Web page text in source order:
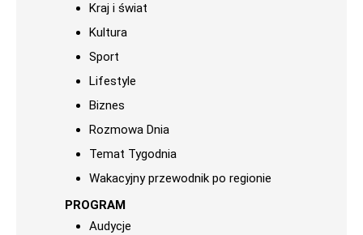
Kraj i świat
Kultura
Sport
Lifestyle
Biznes
Rozmowa Dnia
Temat Tygodnia
Wakacyjny przewodnik po regionie
PROGRAM
Audycje